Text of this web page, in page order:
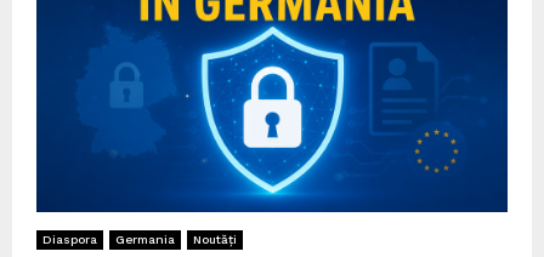
Diaspora Germania Noutăți